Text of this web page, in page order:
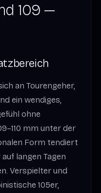
109 —
an Tourengeher,
ein wendiges,
ohne
mm unter der
Form tendiert
langen Tagen
Verspielter und
105er,